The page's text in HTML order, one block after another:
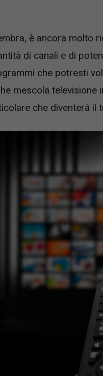
è ancora molto
di canali e di
che potresti
mescola televisione
che diventerà il